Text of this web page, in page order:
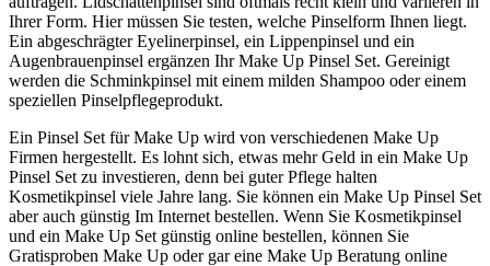
Ihrer Form. Hier müssen Sie testen, welche Pinselform Ihnen liegt.
Ein abgeschrägter Eyelinerpinsel, ein Lippenpinsel und ein
Augenbrauenpinsel ergänzen Ihr Make Up Pinsel Set. Gereinigt
werden die Schminkpinsel mit einem milden Shampoo oder einem
speziellen Pinselpflegeprodukt.
Ein Pinsel Set für Make Up wird von verschiedenen Make Up
Firmen hergestellt. Es lohnt sich, etwas mehr Geld in ein Make Up
Pinsel Set zu investieren, denn bei guter Pflege halten
Kosmetikpinsel viele Jahre lang. Sie können ein Make Up Pinsel Set
aber auch günstig Im Internet bestellen. Wenn Sie Kosmetikpinsel
und ein Make Up Set günstig online bestellen, können Sie
Gratisproben Make Up oder gar eine Make Up Beratung online